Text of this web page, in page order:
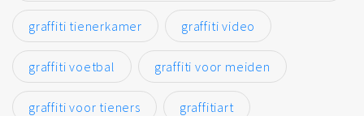
graffiti tienerkamer graffiti video
graffiti voetbal graffiti voor meiden
graffiti voor tieners graffitiart